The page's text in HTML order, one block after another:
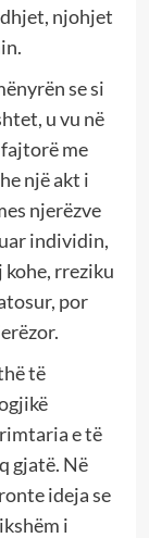
njohjet
se si
u vu në
me
një akt i
njerëzve
individin,
kohe, rreziku
por
të
e të
gjatë. Në
ideja se
i